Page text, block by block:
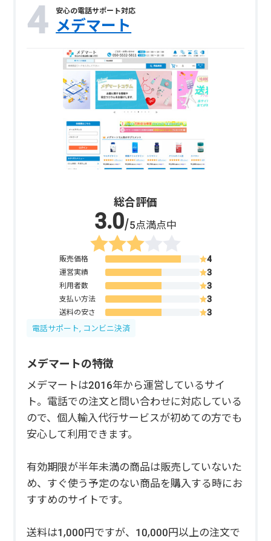
安心の電話サポート対応
メデマート
総合評価
/5点満点中
販売価格
運営実績
利用者数
支払い方法
送料の安さ
電話サポート, コンビニ決済
メデマートの特徴
メデマートは2016年から運営しているサイ
ト。電話での注文と問い合わせに対応している
ので、個人輸入代行サービスが初めての方でも
安心して利用できます。
有効期限が半年未満の商品は販売していないた
め、すぐ使う予定のない商品を購入する時にお
すすめのサイトです。
送料は1,000円ですが、10,000円以上の注文で